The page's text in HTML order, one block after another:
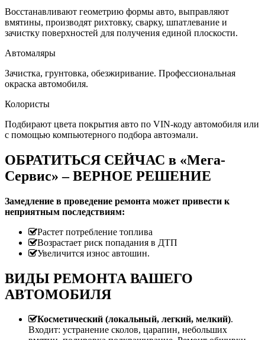
Восстанавливают геометрию формы авто, выправляют
вмятины, производят рихтовку, сварку, шпатлевание и
зачистку поверхностей для получения единой плоскости.
Автомаляры
Зачистка, грунтовка, обезжиривание. Профессиональная
окраска автомобиля.
Колористы
Подбирают цвета покрытия авто по VIN-коду автомобиля или
с помощью компьютерного подбора автоэмали.
ОБРАТИТЬСЯ СЕЙЧАС в «Мега-
Сервис» – ВЕРНОЕ РЕШЕНИЕ
Замедление в проведение ремонта может привести к
неприятным последствиям:
Растет потребление топлива
Возрастает риск попадания в ДТП
Увеличится износ автошин.
ВИДЫ РЕМОНТА ВАШЕГО
АВТОМОБИЛЯ
Косметический (локальный, легкий, мелкий).
Входит: устранение сколов, царапин, небольших